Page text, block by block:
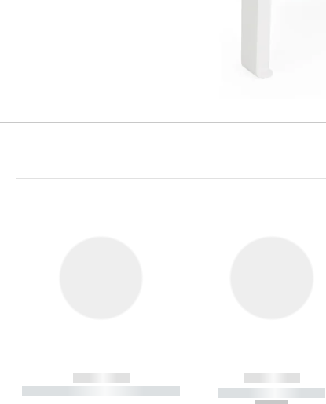
------------
----------- ----------- ----------
------------
----------- -----------